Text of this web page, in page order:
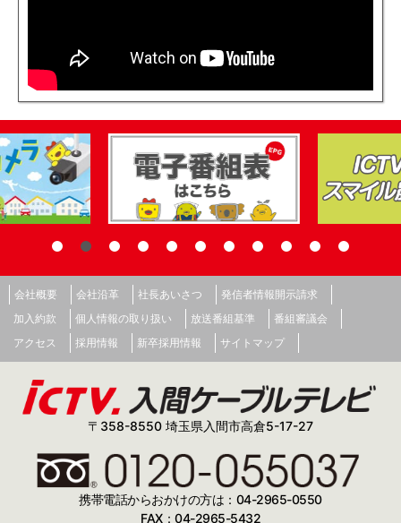
会社概要 会社沿革 社長あいさつ
発信者情報開示請求
加入約款
個人情報の取り扱い 放送番組基準
番組審議会
アクセス
採用情報 新卒採用情報 サイトマップ
〒358-8550 埼玉県入間市高倉5-17-27
携帯電話からおかけの方は：04-2965-0550
FAX：04-2965-5432